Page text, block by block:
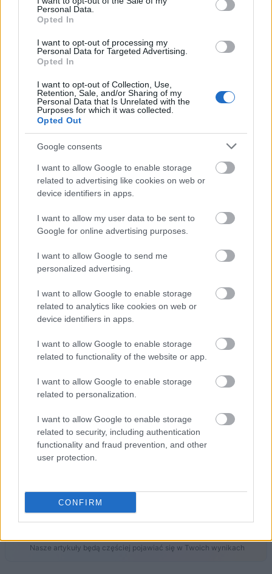
Personal Data.
Opted In
I want to opt-out of processing my
Personal Data for Targeted Advertising.
Opted In
I want to opt-out of Collection, Use,
Retention, Sale, and/or Sharing of my
Personal Data that Is Unrelated with the
Purposes for which it was collected.
Opted Out
Google consents
I want to allow Google to enable storage
related to advertising like cookies on web or
device identifiers in apps.
I want to allow my user data to be sent to
Google for online advertising purposes.
I want to allow Google to send me
personalized advertising.
I want to allow Google to enable storage
related to analytics like cookies on web or
device identifiers in apps.
I want to allow Google to enable storage
related to functionality of the website or app.
I want to allow Google to enable storage
related to personalization.
I want to allow Google to enable storage
related to security, including authentication
functionality and fraud prevention, and other
user protection.
CONFIRM
Nowy laptop
Redmi oferuje
specyfikację za
Google ostrzeże
Cię przed
Również w Polsce
Motorola nie
zaskoczy nas już
niekorzystnie na cenę powerbanka. Bez względu na
wybrany kolor, akcesorium wyceniono na 129 juanów,
również w Polsce. Mam tylko nadzieję, że wbudowany
kabelek będzie dzielnie znosił próbę czasu i
wytrzymałości.
DodajTabletowojako preferowane źródło w
Nasze artykuły będą częściej pojawiać się w Twoich wynikach